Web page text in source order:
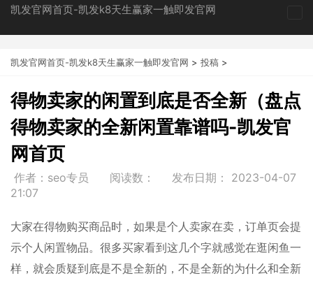
凯发官网首页-凯发k8天生赢家一触即发官网
凯发官网首页-凯发k8天生赢家一触即发官网 > 投稿 >
得物卖家的闲置到底是否全新（盘点
得物卖家的全新闲置靠谱吗-凯发官
网首页
作者：seo专员 阅读数： 发布日期： 2023-04-07
21:07
大家在得物购买商品时，如果是个人卖家在卖，订单页会提
示个人闲置物品。很多买家看到这几个字就感觉在逛闲鱼一
样，就会质疑到底是不是全新的，不是全新的为什么和全新